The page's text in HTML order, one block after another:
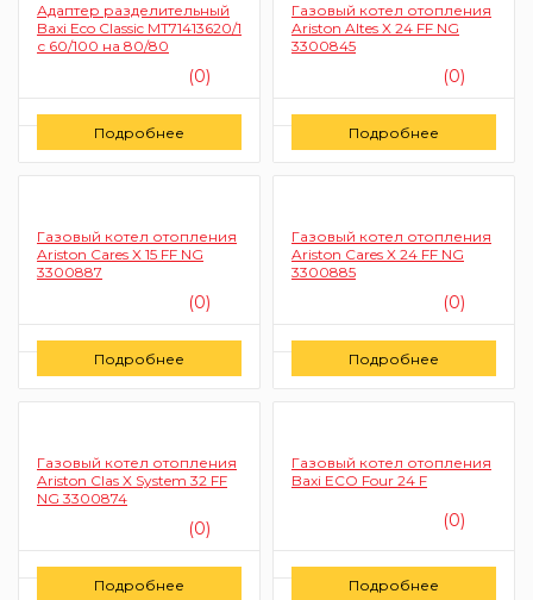
Адаптер разделительный
Baxi Eco Classic MT71413620/1
с 60/100 на 80/80
(0)
Заказать
Подробнее
Газовый котел отопления
Ariston Altes X 24 FF NG
3300845
(0)
Заказать
Подробнее
Газовый котел отопления
Ariston Cares X 15 FF NG
3300887
(0)
Заказать
Подробнее
Газовый котел отопления
Ariston Cares X 24 FF NG
3300885
(0)
Заказать
Подробнее
Газовый котел отопления
Ariston Clas X System 32 FF
NG 3300874
(0)
Подробнее
Газовый котел отопления
Baxi ECO Four 24 F
(0)
Подробнее